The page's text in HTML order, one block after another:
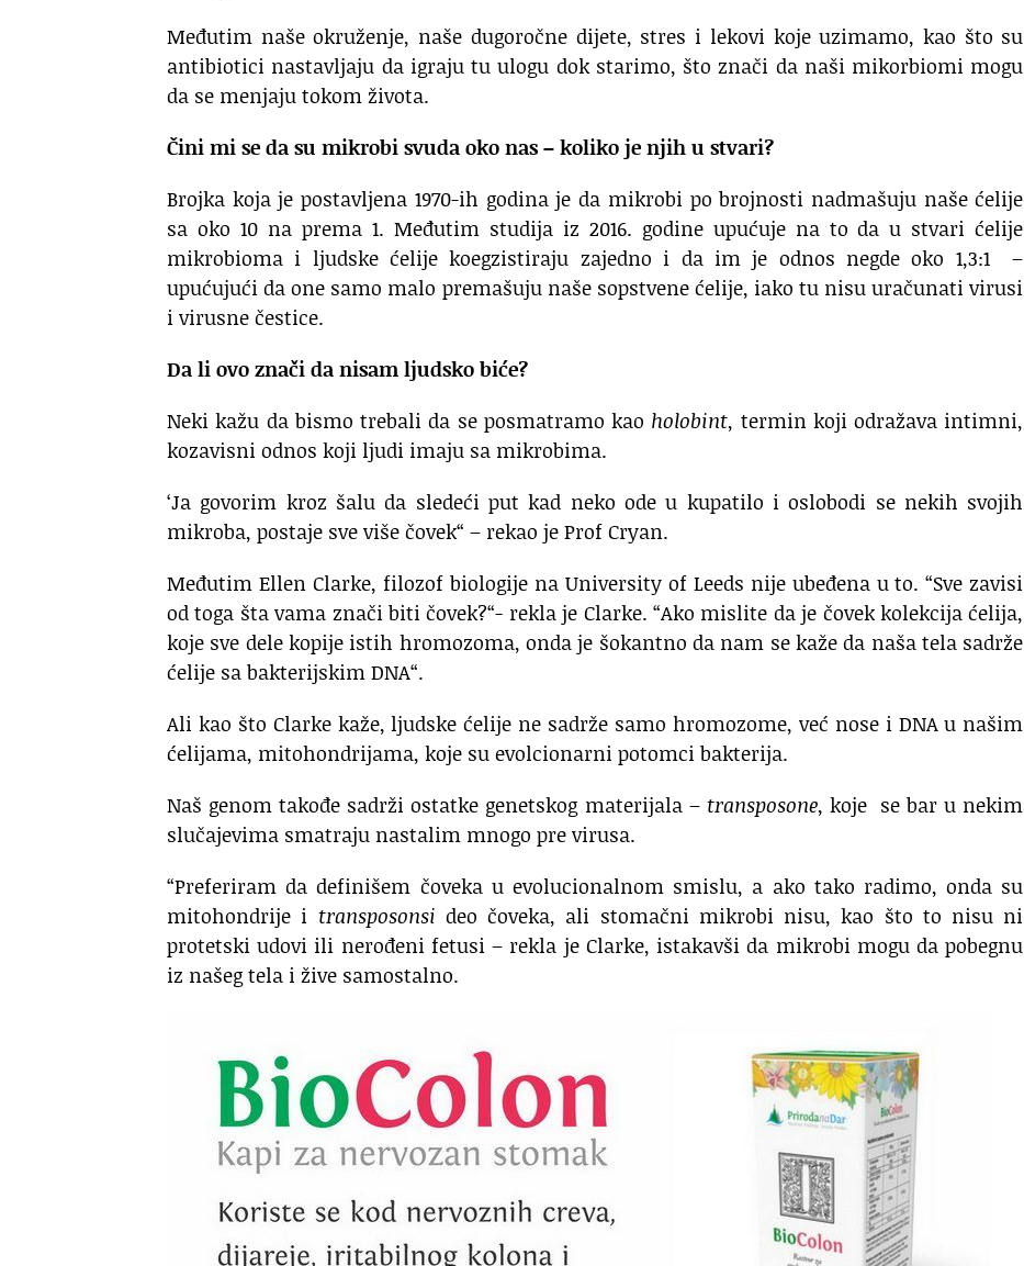
Međutim naše okruženje, naše dugoročne dijete, stres i lekovi koje uzimamo, kao što su
antibiotici nastavljaju da igraju tu ulogu dok starimo, što znači da naši mikorbiomi mogu
da se menjaju tokom života.
Čini mi se da su mikrobi svuda oko nas – koliko je njih u stvari?
Brojka koja je postavljena 1970-ih godina je da mikrobi po brojnosti nadmašuju naše ćelije
sa oko 10 na prema 1. Međutim studija iz 2016. godine upućuje na to da u stvari ćelije
mikrobioma i ljudske ćelije koegzistiraju zajedno i da im je odnos negde oko 1,3:1 –
upućujući da one samo malo premašuju naše sopstvene ćelije, iako tu nisu uračunati virusi
i virusne čestice.
Da li ovo znači da nisam ljudsko biće?
Neki kažu da bismo trebali da se posmatramo kao holobint, termin koji odražava intimni,
kozavisni odnos koji ljudi imaju sa mikrobima.
‘Ja govorim kroz šalu da sledeći put kad neko ode u kupatilo i oslobodi se nekih svojih
mikroba, postaje sve više čovek“ – rekao je Prof Cryan.
Međutim Ellen Clarke, filozof biologije na University of Leeds nije ubeđena u to. “Sve zavisi
od toga šta vama znači biti čovek?“- rekla je Clarke. “Ako mislite da je čovek kolekcija ćelija,
koje sve dele kopije istih hromozoma, onda je šokantno da nam se kaže da naša tela sadrže
ćelije sa bakterijskim DNA“.
Ali kao što Clarke kaže, ljudske ćelije ne sadrže samo hromozome, već nose i DNA u našim
ćelijama, mitohondrijama, koje su evolcionarni potomci bakterija.
Naš genom takođe sadrži ostatke genetskog materijala – transposone, koje se bar u nekim
slučajevima smatraju nastalim mnogo pre virusa.
“Preferiram da definišem čoveka u evolucionalnom smislu, a ako tako radimo, onda su
mitohondrije i transposonsi deo čoveka, ali stomačni mikrobi nisu, kao što to nisu ni
protetski udovi ili nerođeni fetusi – rekla je Clarke, istakavši da mikrobi mogu da pobegnu
iz našeg tela i žive samostalno.